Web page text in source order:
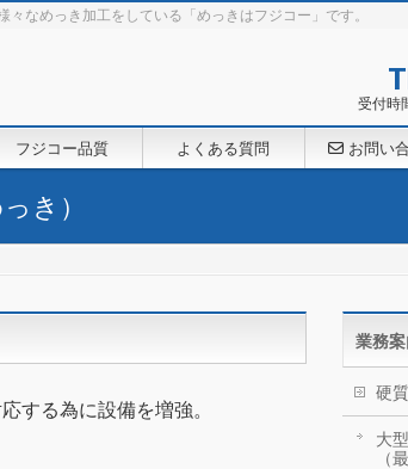
なめっき加工をしている「めっきはフジコー」です。
受付時
フジコー品質 よくある質問 お問い
き）
する為に設備を増強。
業務案
硬
大
（